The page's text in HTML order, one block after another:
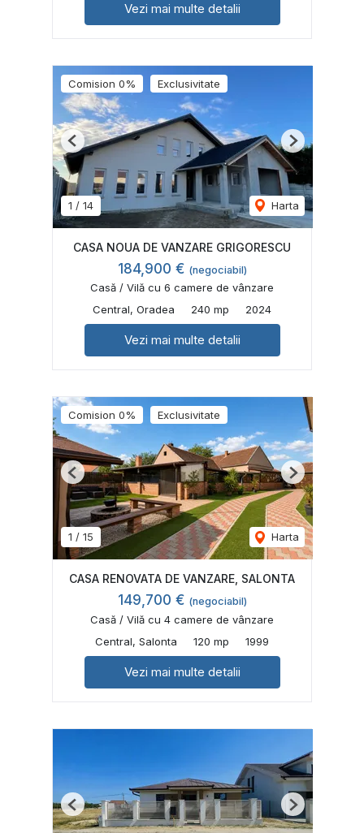
Vezi mai multe detalii
Comision 0% Exclusivitate
1 / 14 Harta
Previous Next
CASA NOUA DE VANZARE GRIGORESCU
184,900 € (negociabil)
Casă / Vilă cu 6 camere de vânzare
Central, Oradea
240 mp 2024
Vezi mai multe detalii
Comision 0% Exclusivitate
1 / 15 Harta
Previous Next
CASA RENOVATA DE VANZARE, SALONTA
149,700 € (negociabil)
Casă / Vilă cu 4 camere de vânzare
Central, Salonta
120 mp 1999
Vezi mai multe detalii
Previous Next